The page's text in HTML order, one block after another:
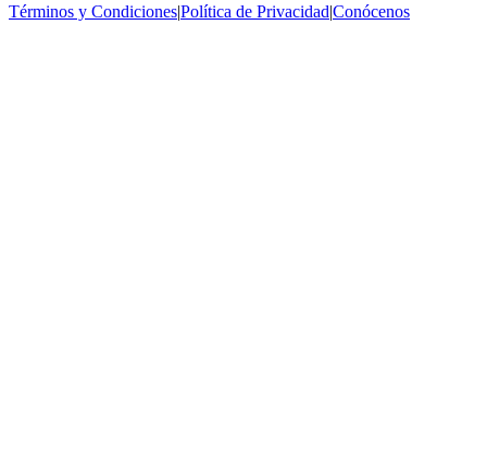
Términos y Condiciones|Política de Privacidad|Conócenos